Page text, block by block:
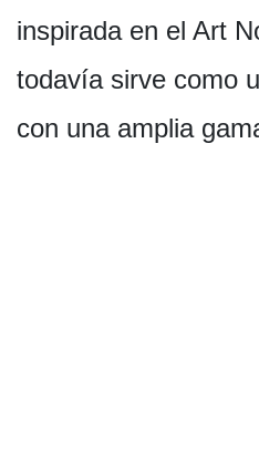
inspirada en el Art
todavía sirve como
con una amplia